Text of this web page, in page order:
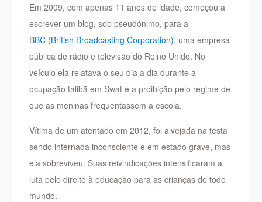
Em 2009, com apenas 11 anos de idade, começou a
escrever um blog, sob pseudónimo, para a
BBC (British Broadcasting Corporation), uma empresa
pública de rádio e televisão do Reino Unido. No
veículo ela relatava o seu dia a dia durante a
ocupação talibã em Swat e a proibição pelo regime de
que as meninas frequentassem a escola.
Vítima de um atentado em 2012, foi alvejada na testa
sendo internada inconsciente e em estado grave, mas
ela sobreviveu. Suas reivindicações intensificaram a
luta pelo direito à educação para as crianças de todo
mundo.